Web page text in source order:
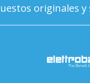
originales y